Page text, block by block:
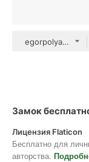
egorpolyakov
Замок
Лицензия Flaticon
Бесплатно для
авторства.